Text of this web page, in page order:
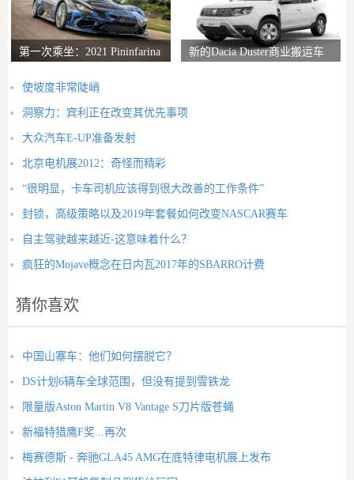
第一次乘坐：2021 Pininfarina
新的Dacia Duster商业搬运车
使坡度非常陡峭
洞察力：宾利正在改变其优先事项
大众汽车E-UP准备发射
北京电机展2012：奇怪而精彩
“很明显，卡车司机应该得到很大改善的工作条件”
封锁，高级策略以及2019年套餐如何改变NASCAR赛车
自主驾驶越来越近-这意味着什么？
疯狂的Mojave概念在日内瓦2017年的SBARRO计费
猜你喜欢
中国山寨车：他们如何摆脱它？
DS计划6辆车全球范围，但没有提到雪铁龙
限量版Aston Martin V8 Vantage S刀片版苍蝇
新福特猎鹰F奖...再次
梅赛德斯 - 奔驰GLA45 AMG在底特律电机展上发布